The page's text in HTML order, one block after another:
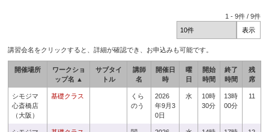
1 -9件 /9件
講習会名をクリックすると、詳細が確認でき、お申込みも可能です。
開催場所
ワークショ
ップ名 ▲
サブタイ
トル
講師
名
開催日
時
曜
日
開始
時間
終了
時間
残
席
シモジマ
心斎橋店
（大阪）
基礎クラス
くら
のう
2026
年9月3
0日
水
10時
30分
13時
00分
11